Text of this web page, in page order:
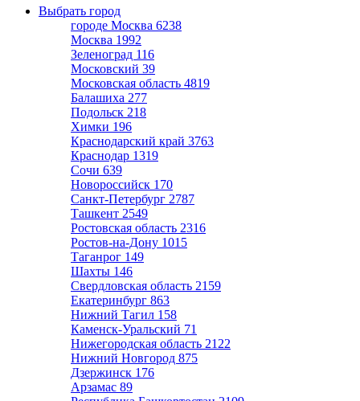
Выбрать город
городе Москва 6238
Москва 1992
Зеленоград 116
Московский 39
Московская область 4819
Балашиха 277
Подольск 218
Химки 196
Краснодарский край 3763
Краснодар 1319
Сочи 639
Новороссийск 170
Санкт-Петербург 2787
Ташкент 2549
Ростовская область 2316
Ростов-на-Дону 1015
Таганрог 149
Шахты 146
Свердловская область 2159
Екатеринбург 863
Нижний Тагил 158
Каменск-Уральский 71
Нижегородская область 2122
Нижний Новгород 875
Дзержинск 176
Арзамас 89